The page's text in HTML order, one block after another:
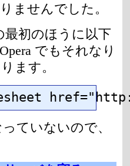
ませんでした。
最初のほうに以下
でもそれなり
ます。
ていないので、